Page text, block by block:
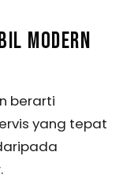
MODERN
berarti
yang tepat